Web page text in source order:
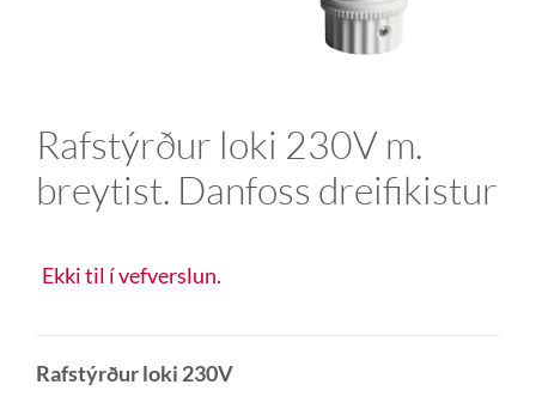
Rafstýrður loki 230V m.
breytist. Danfoss dreifikistur
Ekki til í vefverslun.
Rafstýrður loki 230V